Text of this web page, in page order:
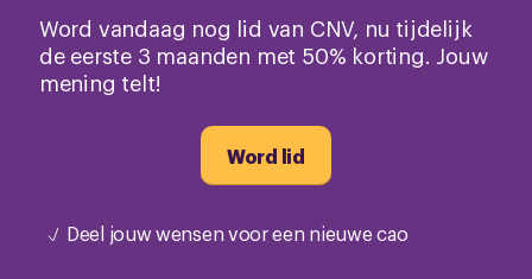
Word vandaag nog lid van CNV, nu tijdelijk
de eerste 3 maanden met 50% korting. Jouw
mening telt!
Word lid
Deel jouw wensen voor een nieuwe cao